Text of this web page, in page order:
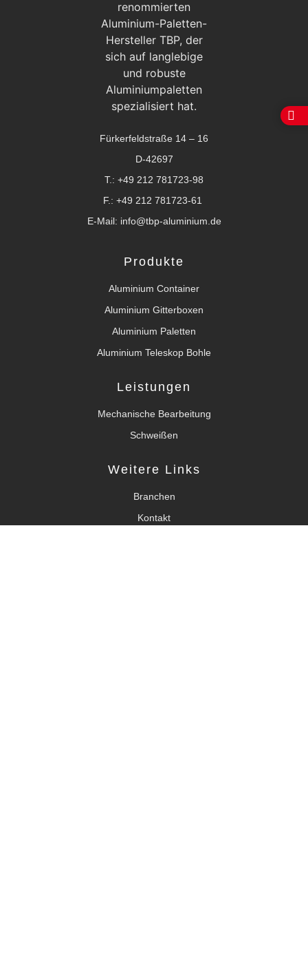
Fürkerfeldstraße 14 – 16
D-42697
T.: +49 212 781723-98
F.: +49 212 781723-61
E-Mail: info@tbp-aluminium.de
Produkte
Aluminium Container
Aluminium Gitterboxen
Aluminium Paletten
Aluminium Teleskop Bohle
Leistungen
Mechanische Bearbeitung
Schweißen
Weitere Links
Branchen
Kontakt